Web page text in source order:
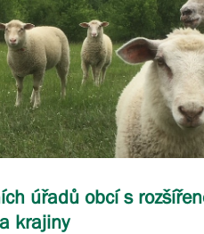
úřadů obcí s
krajiny